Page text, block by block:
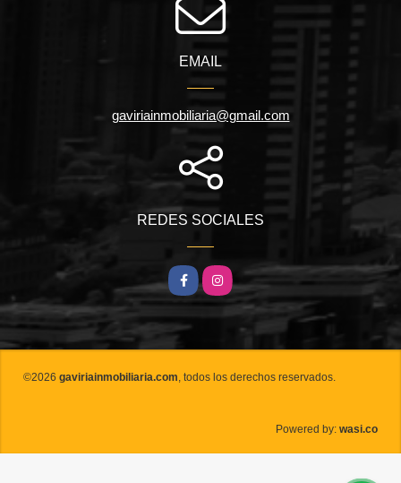
EMAIL
gaviriainmobiliaria@gmail.com
REDES SOCIALES
FacebookInstagram
©2026 gaviriainmobiliaria.com, todos los derechos reservados.
Powered by: wasi.co